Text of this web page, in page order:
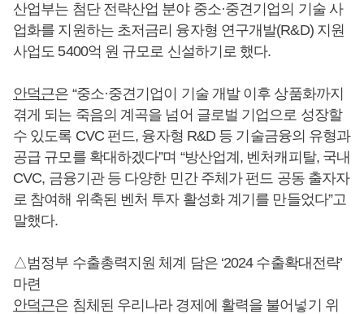
산업부는 첨단 전략산업 분야 중소·중견기업의 기술 사
업화를 지원하는 초저금리 융자형 연구개발(R&D) 지원
사업도 5400억 원 규모로 신설하기로 했다.
안덕근은 “중소·중견기업이 기술 개발 이후 상품화까지
겪게 되는 죽음의 계곡을 넘어 글로벌 기업으로 성장할
수 있도록 CVC 펀드, 융자형 R&D 등 기술금융의 유형과
공급 규모를 확대하겠다”며 “방산업계, 벤처캐피탈, 국내
CVC, 금융기관 등 다양한 민간 주체가 펀드 공동 출자자
로 참여해 위축된 벤처 투자 활성화 계기를 만들었다”고
말했다.
△범정부 수출총력지원 체계 담은 ‘2024 수출확대전략’
마련
안덕근은 침체된 우리나라 경제에 활력을 불어넣기 위